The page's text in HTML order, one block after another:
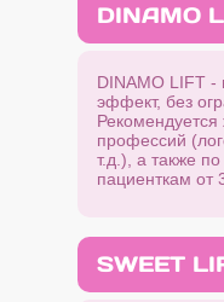
DINAMO
DINAMO LIFT -
эффект, без
профессий
т.д.), а также
пациенткам от
SWEET